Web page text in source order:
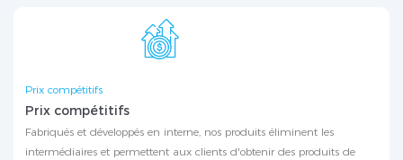
Prix ​​compétitifs
Prix ​​compétitifs
Fabriqués et développés en interne, nos produits éliminent les
intermédiaires et permettent aux clients d'obtenir des produits de